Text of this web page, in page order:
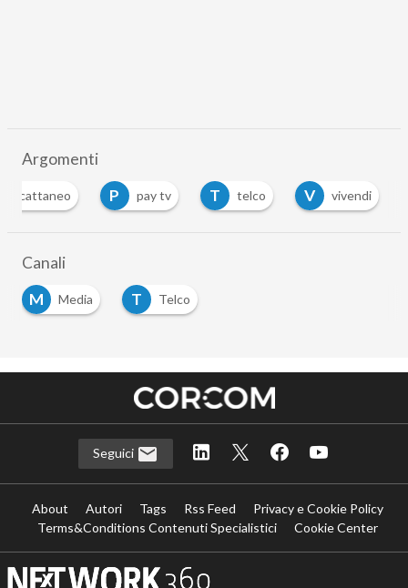
Argomenti
cattaneo P pay tv T telco V vivendi
Canali
M
Media T Telco
Seguici
About Autori Tags Rss Feed
Privacy e Cookie Policy
Terms&Conditions Contenuti Specialistici
Cookie Center